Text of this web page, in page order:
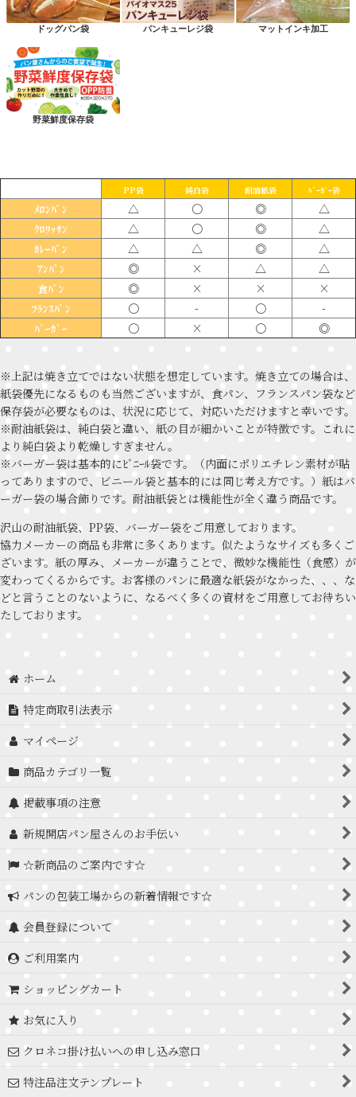
ドッグパン袋 パンキューレジ袋 マットインキ加工
野菜鮮度保存袋
PP袋 純白袋 耐油紙袋 ﾊﾞｰｶﾞｰ袋
ﾒﾛﾝﾊﾟﾝ △ 〇 ◎ △
ｸﾛﾜｯｻﾝ △ 〇 ◎ △
ｶﾚｰﾊﾟﾝ △ △ ◎ △
ｱﾝﾊﾟﾝ ◎ × △ △
食ﾊﾟﾝ ◎ × × ×
ﾌﾗﾝｽﾊﾟﾝ 〇 - 〇 -
ﾊﾞｰｶﾞｰ 〇 × 〇 ◎
※上記は焼き立てではない状態を想定しています。焼き立ての場合は、
紙袋優先になるものも当然ございますが、食パン、フランスパン袋など
保存袋が必要なものは、状況に応じて、対応いただけますと幸いです。
※耐油紙袋は、純白袋と違い、紙の目が細かいことが特徴です。これに
より純白袋より乾燥しすぎません。
※バーガー袋は基本的にﾋﾞﾆｰﾙ袋です。（内面にポリエチレン素材が貼
ってありますので、ビニール袋と基本的には同じ考え方です。）紙はバ
ーガー袋の場合飾りです。耐油紙袋とは機能性が全く違う商品です。
沢山の耐油紙袋、PP袋、バーガー袋をご用意しております。
協力メーカーの商品も非常に多くあります。似たようなサイズも多くご
ざいます。紙の厚み、メーカーが違うことで、微妙な機能性（食感）が
変わってくるからです。お客様のパンに最適な紙袋がなかった、、、な
どと言うことのないように、なるべく多くの資材をご用意してお待ちい
たしております。
ホーム
特定商取引法表示
マイページ
商品カテゴリ一覧
掲載事項の注意
新規開店パン屋さんのお手伝い
☆新商品のご案内です☆
パンの包装工場からの新着情報です☆
会員登録について
ご利用案内
ショッピングカート
お気に入り
クロネコ掛け払いへの申し込み窓口
特注品注文テンプレート